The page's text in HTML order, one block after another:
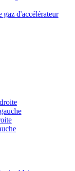
gaz d'accélérateur